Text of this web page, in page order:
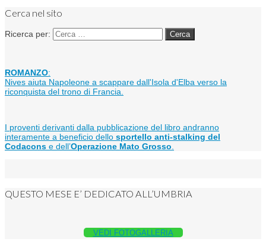
Cerca nel sito
Ricerca per:
ROMANZO:
Nives aiuta Napoleone a scappare dall'Isola d'Elba verso la
riconquista del trono di Francia.
I proventi derivanti dalla pubblicazione del libro andranno
interamente a beneficio dello sportello anti-stalking del
Codacons e dell’Operazione Mato Grosso
QUESTO MESE E’ DEDICATO ALL’UMBRIA
VEDI FOTOGALLERIA